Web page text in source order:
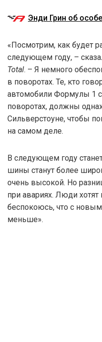
Энди Грин об
«Посмотрим, как будет
следующем году, –
Total. – Я немного
в поворотах. Те, кто
автомобили Формулы 1
поворотах, должны
Сильверстоуне, чтобы
на самом деле.
В следующем году
шины станут более
очень высокой. Но
при авариях. Люди хотят
беспокоюсь, что с
меньше».